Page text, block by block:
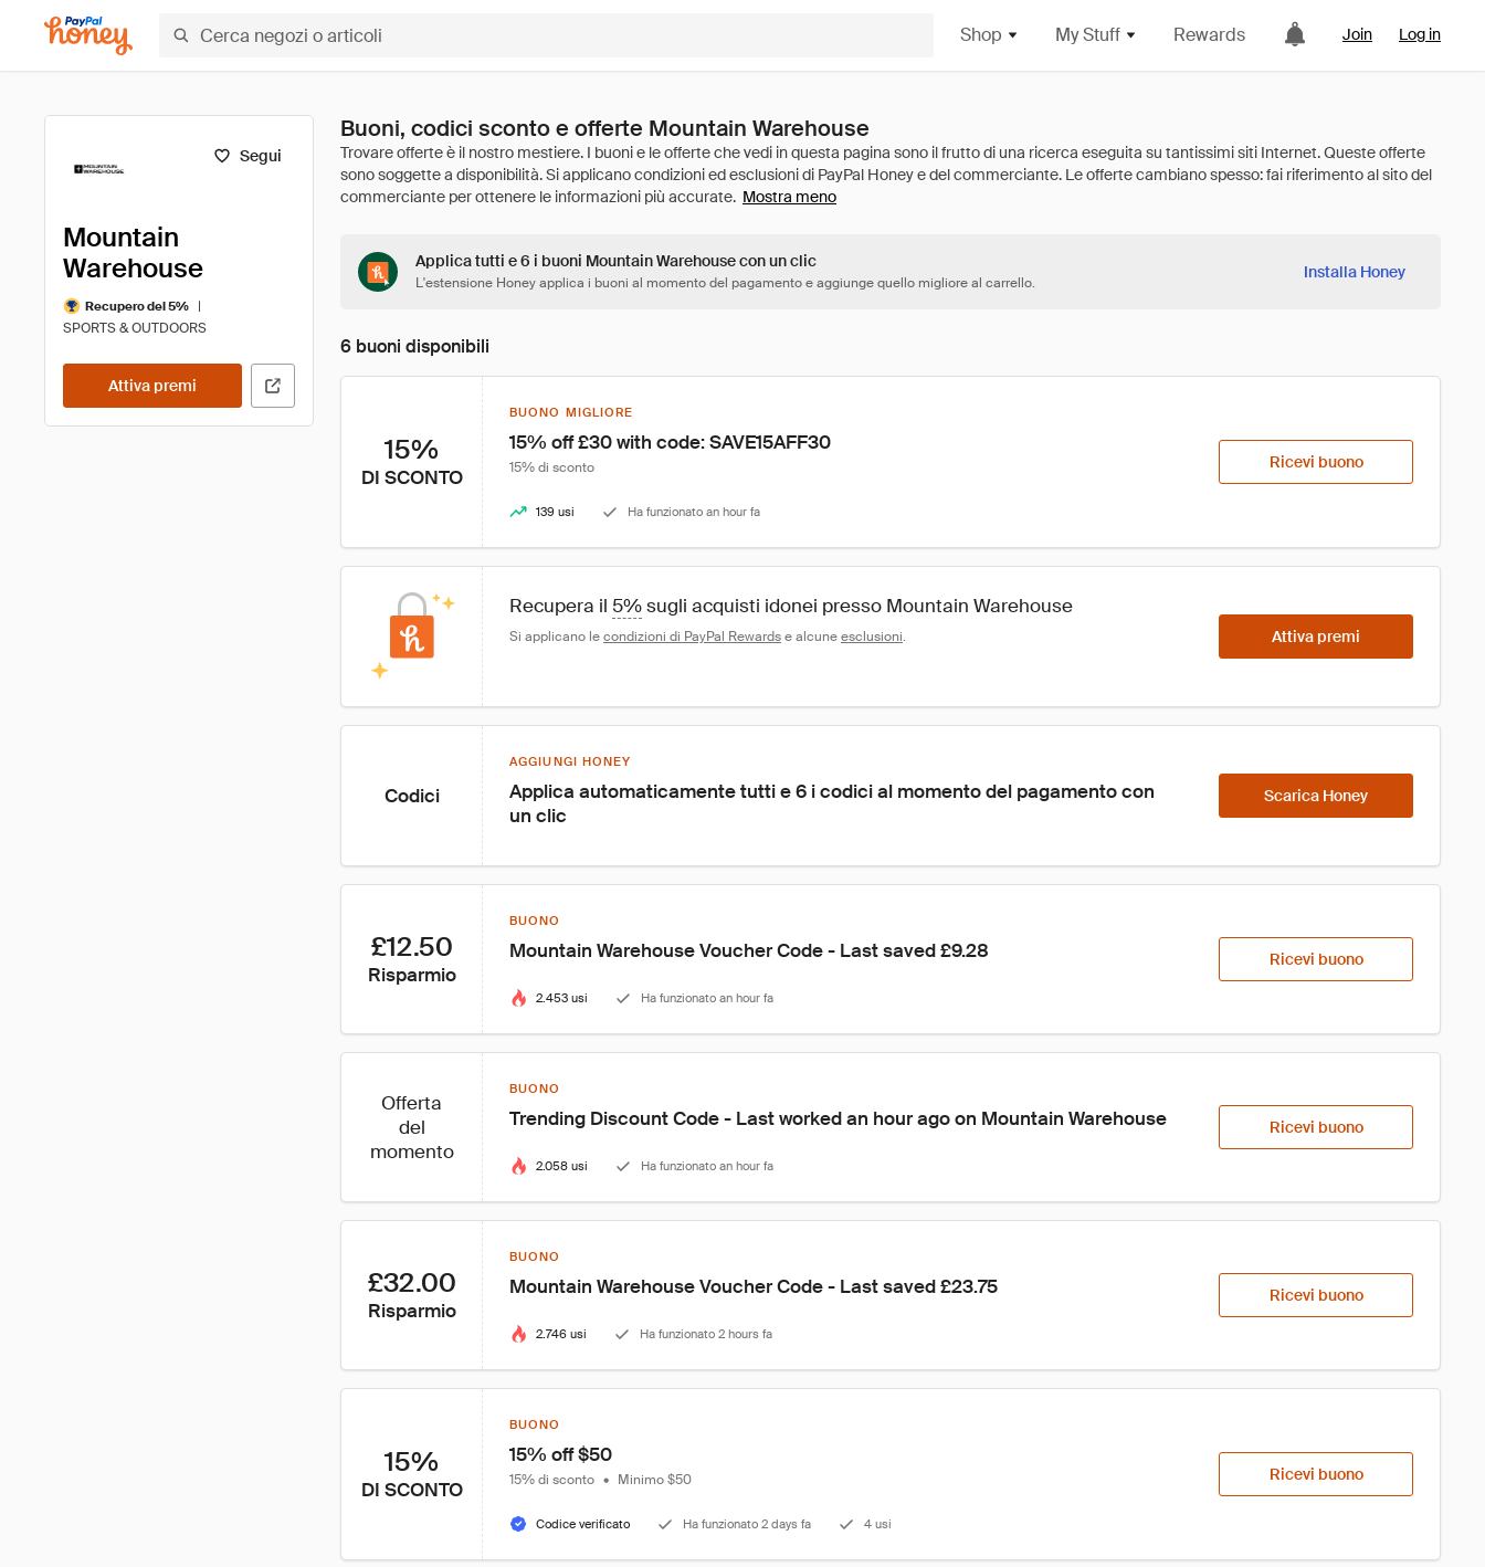
Shop My Stuff Rewards Join Log in
Segui
Mountain
Warehouse
Recupero del 5%
|
SPORTS & OUTDOORS
Attiva premi
Buoni, codici sconto e offerte Mountain Warehouse
Mostra meno
Applica tutti e 6 i buoni Mountain Warehouse con un clic
L'estensione Honey applica i buoni al momento del pagamento e aggiunge quello migliore al carrello.
Installa Honey
6 buoni disponibili
15%
DI SCONTO
BUONO MIGLIORE
15% off £30 with code: SAVE15AFF30
15% di sconto
139 usi Ha funzionato an hour fa
Ricevi buono
Recupera il 5% sugli acquisti idonei presso Mountain Warehouse
Si applicano le condizioni di PayPal Rewards e alcune esclusioni. Attiva premi
Codici
AGGIUNGI HONEY
Applica automaticamente tutti e 6 i codici al momento del pagamento con
un clic
Scarica Honey
£12.50
Risparmio
BUONO
Mountain Warehouse Voucher Code - Last saved £9.28
2.453 usi Ha funzionato an hour fa
Ricevi buono
Offerta
del
momento
BUONO
Trending Discount Code - Last worked an hour ago on Mountain Warehouse
2.058 usi Ha funzionato an hour fa
Ricevi buono
£32.00
Risparmio
BUONO
Mountain Warehouse Voucher Code - Last saved £23.75
2.746 usi Ha funzionato 2 hours fa
Ricevi buono
15%
DI SCONTO
BUONO
15% off $50
15% di sconto • Minimo $50
Codice verificato Ha funzionato 2 days fa 4 usi
Ricevi buono